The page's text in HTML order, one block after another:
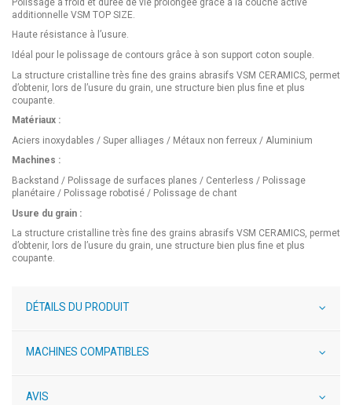
additionnelle VSM TOP SIZE.
Haute résistance à l’usure.
Idéal pour le polissage de contours grâce à son support coton souple.
La structure cristalline très fine des grains abrasifs VSM CERAMICS, permet
d’obtenir, lors de l’usure du grain, une structure bien plus fine et plus
coupante.
Matériaux :
Aciers inoxydables / Super alliages / Métaux non ferreux / Aluminium
Machines :
Backstand / Polissage de surfaces planes / Centerless / Polissage
planétaire / Polissage robotisé / Polissage de chant
Usure du grain :
La structure cristalline très fine des grains abrasifs VSM CERAMICS, permet
d’obtenir, lors de l’usure du grain, une structure bien plus fine et plus
coupante.
DÉTAILS DU PRODUIT
MACHINES COMPATIBLES
AVIS